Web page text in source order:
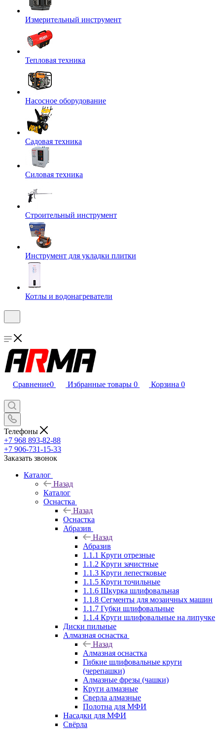
Измерительный инструмент
Тепловая техника
Насосное оборудование
Садовая техника
Силовая техника
Строительный инструмент
Инструмент для укладки плитки
Котлы и водонагреватели
Сравнение0 Избранные товары 0 Корзина 0
Телефоны
+7 968 893-82-88
+7 906-731-15-33
Заказать звонок
Каталог
Назад
Каталог
Оснастка
Назад
Оснастка
Абразив
Назад
Абразив
1.1.1 Круги отрезные
1.1.2 Круги зачистные
1.1.3 Круги лепестковые
1.1.5 Круги точильные
1.1.6 Шкурка шлифовальная
1.1.8 Сегменты для мозаичных машин
1.1.7 Губки шлифовальные
1.1.4 Круги шлифовальные на липучке
Диски пильные
Алмазная оснастка
Назад
Алмазная оснастка
Гибкие шлифовальные круги
(черепашки)
Алмазные фрезы (чашки)
Круги алмазные
Сверла алмазные
Полотна для МФИ
Насадки для МФИ
Свёрла